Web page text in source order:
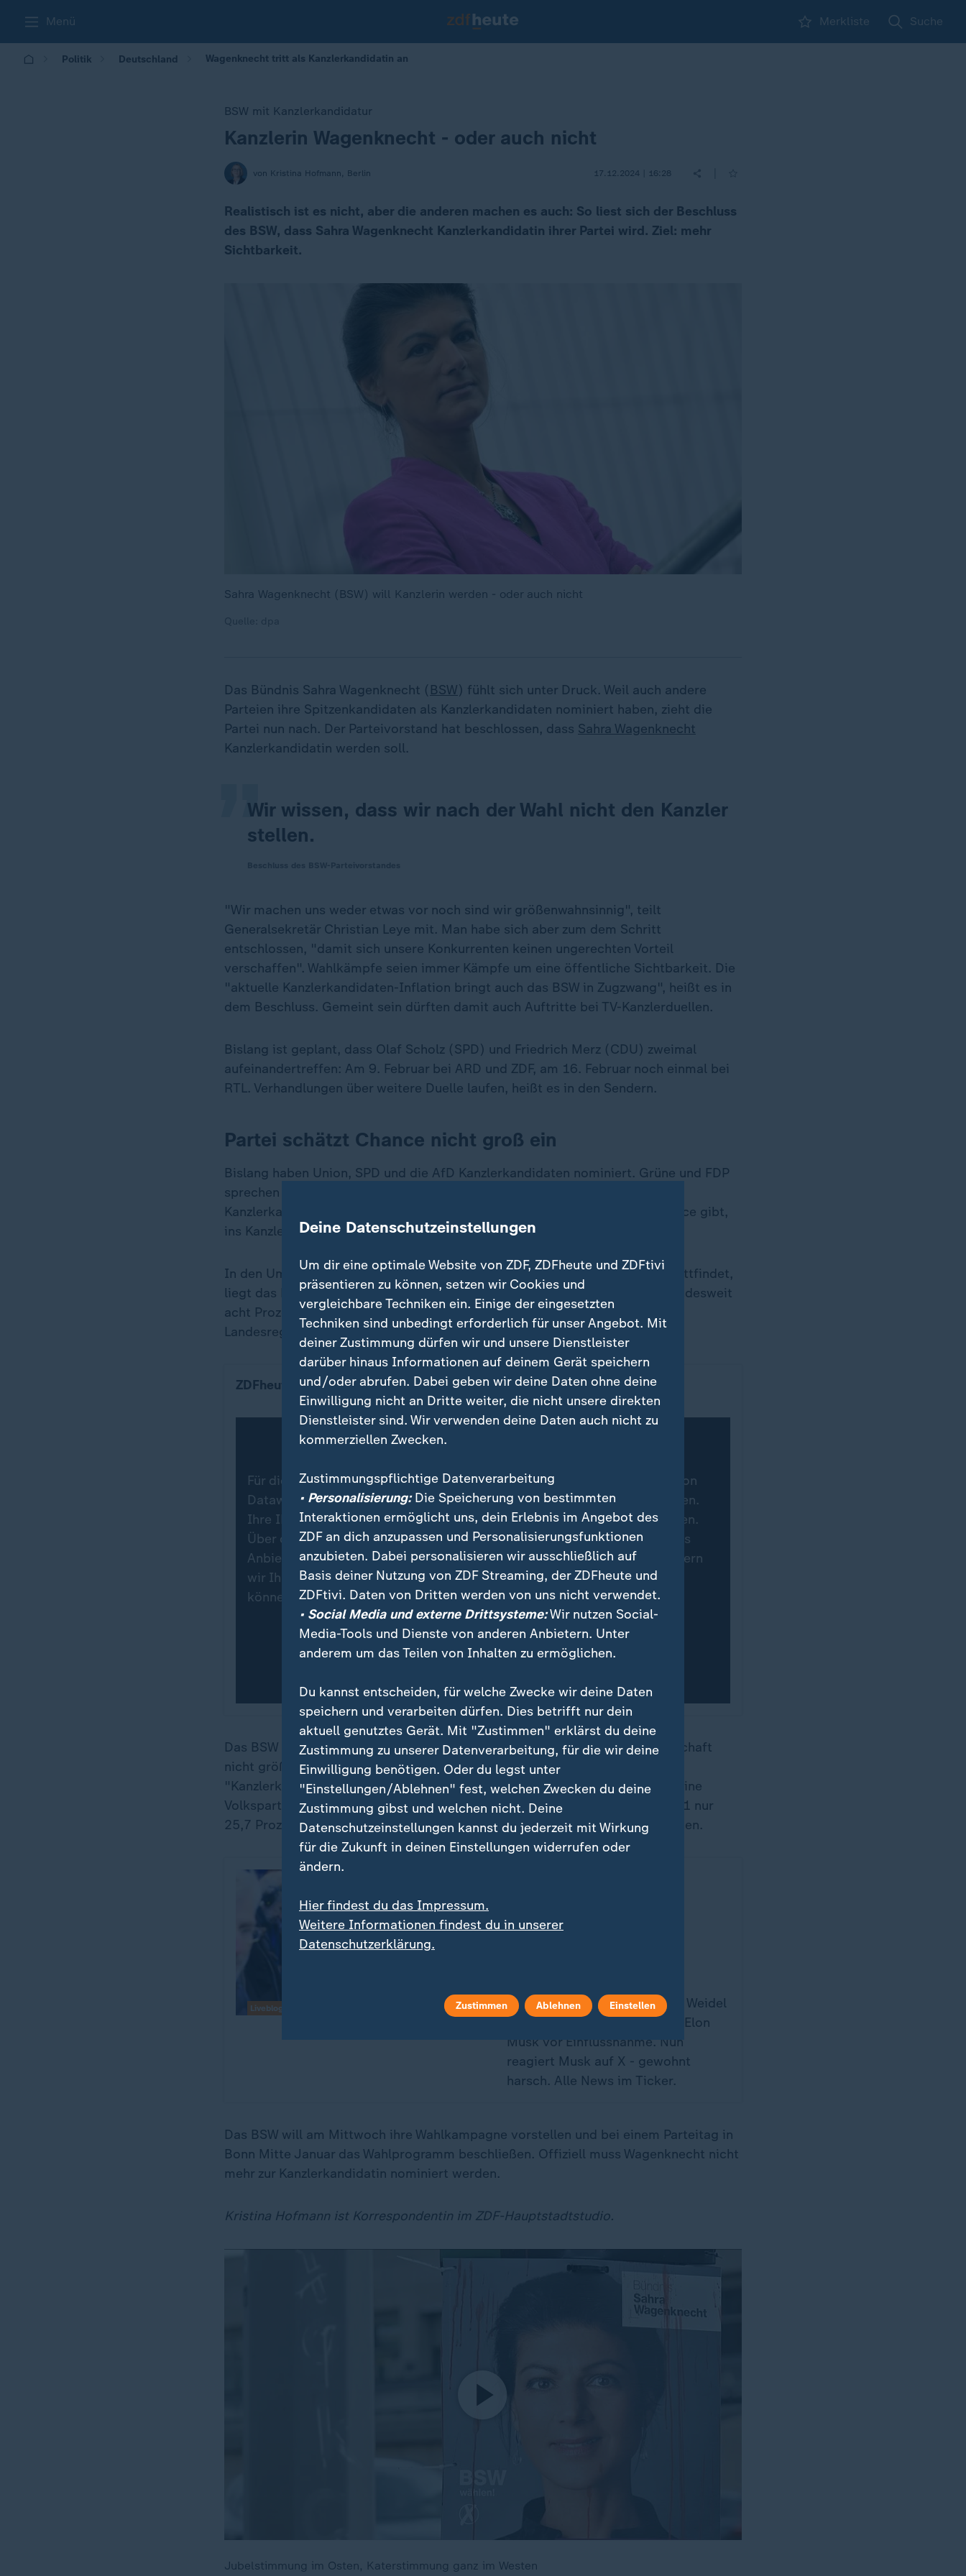
Menü Merkliste Suche
Politik Deutschland Wagenknecht tritt als Kanzlerkandidatin an
BSW mit Kanzlerkandidatur
:Kanzlerin Wagenknecht - oder auch nicht
von Kristina Hofmann, Berlin 17.12.2024 | 16:28
Realistisch ist es nicht, aber die anderen machen es auch: So liest sich der Beschluss
des BSW, dass Sahra Wagenknecht Kanzlerkandidatin ihrer Partei wird. Ziel: mehr
Sichtbarkeit.
Sahra Wagenknecht (BSW) will Kanzlerin werden - oder auch nicht
Das Bündnis Sahra Wagenknecht ( BSW) fühlt sich unter Druck. Weil auch andere
Parteien ihre Spitzenkandidaten als Kanzlerkandidaten nominiert haben, zieht die
Partei nun nach. Der Parteivorstand hat beschlossen, dass Sahra Wagenknecht
Kanzlerkandidatin werden soll.
Wir wissen, dass wir nach der Wahl nicht den Kanzler
stellen.
„
"Wir machen uns weder etwas vor noch sind wir größenwahnsinnig", teilt
Generalsekretär Christian Leye mit. Man habe sich aber zum dem Schritt
entschlossen, "damit sich unsere Konkurrenten keinen ungerechten Vorteil
verschaffen". Wahlkämpfe seien immer Kämpfe um eine öffentliche Sichtbarkeit. Die
"aktuelle Kanzlerkandidaten-Inflation bringt auch das BSW in Zugzwang", heißt es in
dem Beschluss. Gemeint sein dürften damit auch Auftritte bei TV-Kanzlerduellen.
Bislang ist geplant, dass Olaf Scholz (SPD) und Friedrich Merz (CDU) zweimal
aufeinandertreffen: Am 9. Februar bei ARD und ZDF, am 16. Februar noch einmal bei
RTL. Verhandlungen über weitere Duelle laufen, heißt es in den Sendern.
Partei schätzt Chance nicht groß ein
Bislang haben Union, SPD und die AfD Kanzlerkandidaten nominiert. Grüne und FDP
sprechen von Spitzenkandidaten. Auch das BSW räumt ein, dass eine
Kanzlerkandidatur eigentlich nur Sinn macht, wenn es eine realistische Chance gibt,
ins Kanzleramt einzuziehen.
In den Umfragen zurBundestagswahl, die wahrscheinlich am 23. Februar stattfindet,
liegt das BSW derzeit bei rund fünf Prozent. Zwischenzeitlich kam es auf bundesweit
acht Prozent. Gut ein Jahr nach ihrer Gründung regiert es inzwischen in zwei
Landesregierungen mit in einer Koalition: in Brandenburg und inThüringen
So haben sich die Umfragen entwickelt
ZDFheute Infografik
Ein Klick für den Datenschutz
Für die Darstellung von ZDFheute Infografiken nutzen wir die Software von
Datawrapper. Erst wenn Sie hier klicken, werden die Grafiken nachgeladen.
Ihre IP-Adresse wird dabei an externe Server von Datawrapper übertragen.
Über den Datenschutz von Datawrapper können Sie sich auf der Seite des
Anbieters informieren. Um Ihre künftigen Besuche zu erleichtern, speichern
wir Ihre Zustimmung in denDatenschutzeinstellungen. Ihre Zustimmung
können Sie im Bereich „Meine News“ jederzeit widerrufen.
Infografiken anzeigen
Das BSW selbst schätzt die Chancen von "Grünen oder AfD auf die Kanzlerschaft
nicht größer als unsere", so Generalsekretär Leye. Vielmehr sei die
"Kanzlerkandidaten-Schwemme" Ausdruck der politischen Krise. "Es gibt keine
Volksparteien mehr", heißt es in dem Beschluss. Früher hätten nicht wie 2021 nur
25,7 Prozent der Stimmen für die SPD ausgereicht, um die Wahlen zu gewinnen.
Habeck auf X
Unterstützung für AfD-Chefin Weidel
warnte Habeck US-Milliardär Elon
Musk vor Einflussnahme. Nun
reagiert Musk auf X - gewohnt
harsch. Alle News im Ticker.
Liveblog
Das BSW will am Mittwoch ihre Wahlkampagne vorstellen und bei einem Parteitag in
Bonn Mitte Januar das Wahlprogramm beschließen. Offiziell muss Wagenknecht nicht
mehr zur Kanzlerkandidatin nominiert werden.
Kristina Hofmann ist Korrespondentin im ZDF-Hauptstadtstudio.
Jubelstimmung im Osten, Katerstimmung ganz im Westen
Deine Datenschutzeinstellungen
Um dir eine optimale Website von ZDF, ZDFheute und ZDFtivi
präsentieren zu können, setzen wir Cookies und
vergleichbare Techniken ein. Einige der eingesetzten
Techniken sind unbedingt erforderlich für unser Angebot. Mit
deiner Zustimmung dürfen wir und unsere Dienstleister
darüber hinaus Informationen auf deinem Gerät speichern
und/oder abrufen. Dabei geben wir deine Daten ohne deine
Einwilligung nicht an Dritte weiter, die nicht unsere direkten
Dienstleister sind. Wir verwenden deine Daten auch nicht zu
kommerziellen Zwecken.
Zustimmungspflichtige Datenverarbeitung
• Personalisierung:Die Speicherung von bestimmten
Interaktionen ermöglicht uns, dein Erlebnis im Angebot des
ZDF an dich anzupassen und Personalisierungsfunktionen
anzubieten. Dabei personalisieren wir ausschließlich auf
Basis deiner Nutzung von ZDF Streaming, der ZDFheute und
ZDFtivi. Daten von Dritten werden von uns nicht verwendet.
• Social Media und externe Drittsysteme:Wir nutzen Social-
Media-Tools und Dienste von anderen Anbietern. Unter
anderem um das Teilen von Inhalten zu ermöglichen.
Du kannst entscheiden, für welche Zwecke wir deine Daten
speichern und verarbeiten dürfen. Dies betrifft nur dein
aktuell genutztes Gerät. Mit "Zustimmen" erklärst du deine
Zustimmung zu unserer Datenverarbeitung, für die wir deine
Einwilligung benötigen. Oder du legst unter
"Einstellungen/Ablehnen" fest, welchen Zwecken du deine
Zustimmung gibst und welchen nicht. Deine
Datenschutzeinstellungen kannst du jederzeit mit Wirkung
für die Zukunft in deinen Einstellungen widerrufen oder
ändern.
Hier findest du das Impressum.
Weitere Informationen findest du in unserer
Datenschutzerklärung.
Zustimmen Ablehnen Einstellen